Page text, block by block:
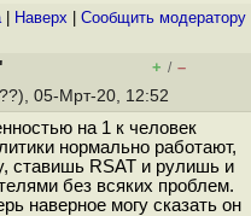
| Наверх Cообщить модератору
+ / –
05-Мрт-20, 12:52
на 1 к человек
нормально работают,
ставишь RSAT и рулишь и
без всяких проблем.
наверное могу сказать он